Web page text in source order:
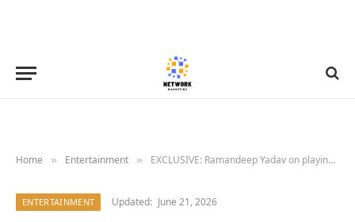
Home » Entertainment » EXCLUSIVE: Ramandeep Yadav on playing Rajjo in Raakh: “My sister told me, ‘My BP dropped after seeing your villainous act'”; opens up on Karan Johar’s praise: “I was on cloud nine; my friend said, ‘Tera show fatt gaya'”
ENTERTAINMENT Updated: June 21, 2026